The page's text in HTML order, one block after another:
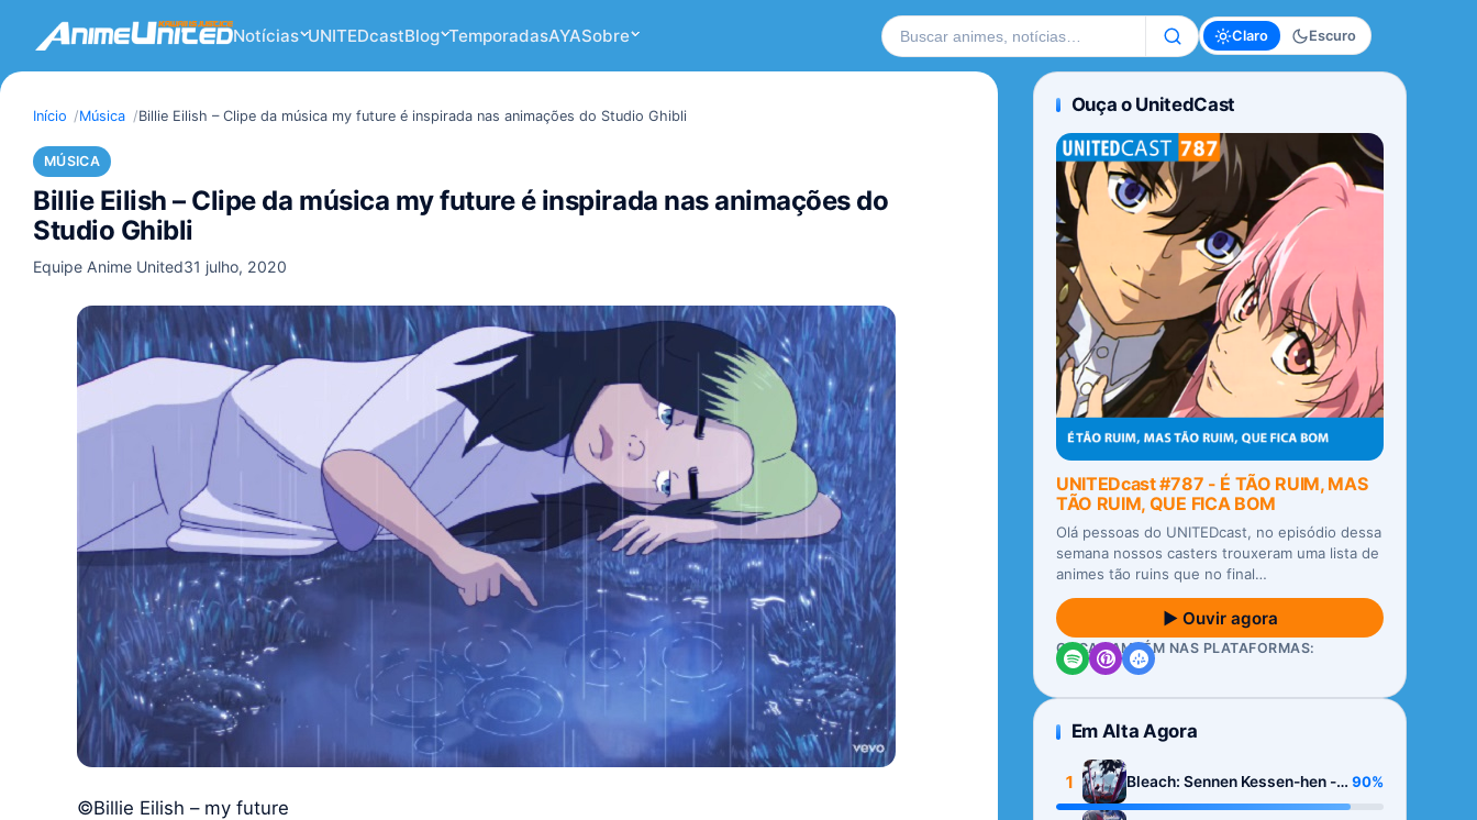
Notícias UNITEDcastBlog TemporadasAYASobre Buscar no site Claro Escuro
Início Música Billie Eilish – Clipe da música my future é inspirada nas animações do Studio Ghibli
MÚSICA
Billie Eilish – Clipe da música my future é inspirada nas animações do
Studio Ghibli
Equipe Anime United31 julho, 2020
©Billie Eilish – my future
Ouça o UnitedCast
UNITEDcast #787 - É TÃO RUIM, MAS
TÃO RUIM, QUE FICA BOM
Olá pessoas do UNITEDcast, no episódio dessa
semana nossos casters trouxeram uma lista de
animes tão ruins que no final…
▶ Ouvir agora
OUÇA TAMBÉM NAS PLATAFORMAS:
Em Alta Agora
1
Bleach: Sennen Kessen-hen -
Kashin-tan
90%